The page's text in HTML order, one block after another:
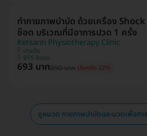
ทำกายภาพบำบัด ด้วยเครื่อง
ช็อต บริเวณที่มีอาการปวด 1 ครั้ง
Ketsarin Physiotherapy Clinic
ปทุมวัน
BTS ชิดลม
693 บาท890 บาท ประหยัด 22%
ดูหมวด กายภาพบำบัดและนวดเพื่อก